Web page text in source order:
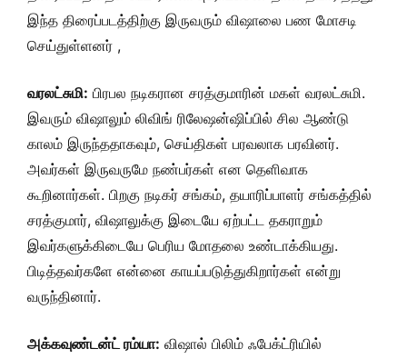
இந்த திரைப்படத்திற்கு இருவரும் விஷாலை பண மோசடி
செய்துள்ளனர் ,
வரலட்சுமி: பிரபல நடிகரான சரத்குமாரின் மகள் வரலட்சுமி.
இவரும் விஷாலும் லிவிங் ரிலேஷன்ஷிப்பில் சில ஆண்டு
காலம் இருந்ததாகவும், செய்திகள் பரவலாக பரவினர்.
அவர்கள் இருவருமே நண்பர்கள் என தெளிவாக
கூறினார்கள். பிறகு நடிகர் சங்கம், தயாரிப்பாளர் சங்கத்தில்
சரத்குமார், விஷாலுக்கு இடையே ஏற்பட்ட தகராறும்
இவர்களுக்கிடையே பெரிய மோதலை உண்டாக்கியது.
பிடித்தவர்களே என்னை காயப்படுத்துகிறார்கள் என்று
வருந்தினார்.
அக்கவுண்டன்ட் ரம்யா: விஷால் பிலிம் ஃபேக்ட்ரியில்